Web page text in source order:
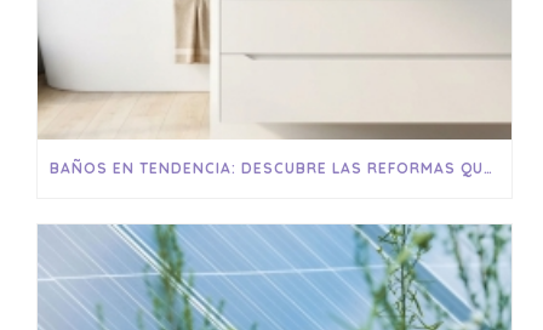
BAÑOS EN TENDENCIA: DESCUBRE LAS REFORMAS QUE ESTÁN TRANSFORMANDO LOS HOGARES